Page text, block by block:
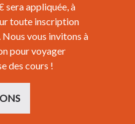
sera appliquée, à
toute inscription
vous invitons à
pour voyager
des cours !